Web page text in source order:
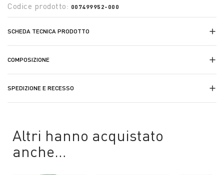
Codice prodotto: 007499952-000
SCHEDA TECNICA PRODOTTO
COMPOSIZIONE
SPEDIZIONE E RECESSO
Altri hanno acquistato
anche…